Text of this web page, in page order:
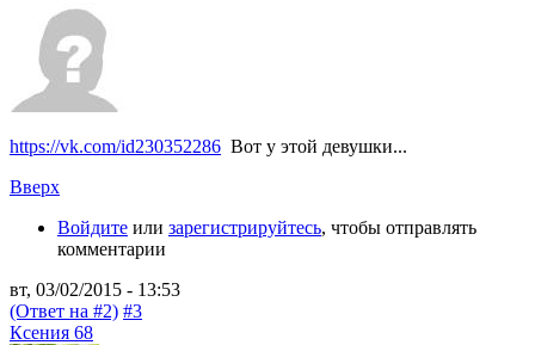
https://vk.com/id230352286 Вот у этой девушки...
Вверх
Войдите или зарегистрируйтесь, чтобы отправлять
комментарии
вт, 03/02/2015 - 13:53
(Ответ на #2) #3
Ксения 68